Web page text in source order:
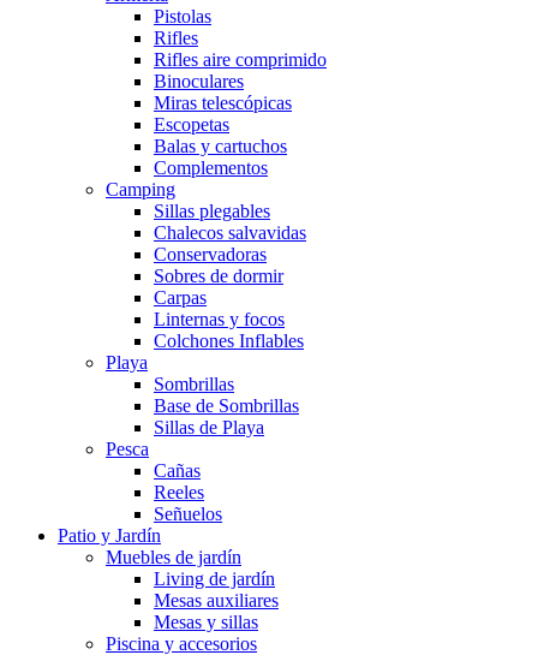
Pistolas
Rifles
Rifles aire comprimido
Binoculares
Miras telescópicas
Escopetas
Balas y cartuchos
Complementos
Camping
Sillas plegables
Chalecos salvavidas
Conservadoras
Sobres de dormir
Carpas
Linternas y focos
Colchones Inflables
Playa
Sombrillas
Base de Sombrillas
Sillas de Playa
Pesca
Cañas
Reeles
Señuelos
Patio y Jardín
Muebles de jardín
Living de jardín
Mesas auxiliares
Mesas y sillas
Piscina y accesorios